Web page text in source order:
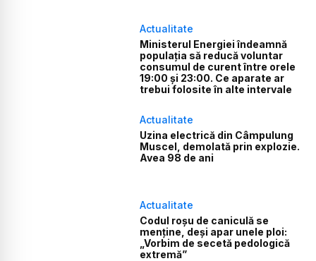
Actualitate
Ministerul Energiei îndeamnă
populația să reducă voluntar
consumul de curent între orele
19:00 și 23:00. Ce aparate ar
trebui folosite în alte intervale
Actualitate
Uzina electrică din Câmpulung
Muscel, demolată prin explozie.
Avea 98 de ani
Actualitate
Codul roșu de caniculă se
menține, deși apar unele ploi:
„Vorbim de secetă pedologică
extremă”